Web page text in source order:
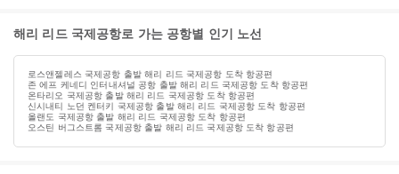
해리 리드 국제공항로 가는 공항별 인기 노선
로스앤젤레스 국제공항 출발 해리 리드 국제공항 도착 항공편
존 에프 케네디 인터내셔널 공항 출발 해리 리드 국제공항 도착 항공편
온타리오 국제공항 출발 해리 리드 국제공항 도착 항공편
신시내티 노던 켄터키 국제공항 출발 해리 리드 국제공항 도착 항공편
올랜도 국제공항 출발 해리 리드 국제공항 도착 항공편
오스틴 버그스트롬 국제공항 출발 해리 리드 국제공항 도착 항공편